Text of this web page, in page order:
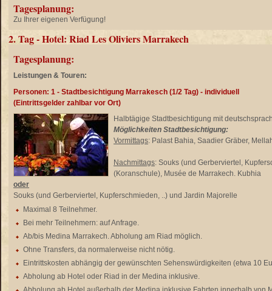
Tagesplanung:
Zu Ihrer eigenen Verfügung!
2. Tag - Hotel: Riad Les Oliviers Marrakech
Tagesplanung:
Leistungen & Touren:
Personen: 1 - Stadtbesichtigung Marrakesch (1/2 Tag) - individuell
(Eintrittsgelder zahlbar vor Ort)
Halbtägige Stadtbesichtigung mit
Möglichkeiten Stadtbesichtigung:
Vormittags: Palast Bahia, Saadier Gräber,
Nachmittags: Souks (und Gerberviertel,
(Koranschule), Musée de Marrakech. Kubhia
oder
Souks (und Gerberviertel, Kupferschmieden, ..) und Jardin Majorelle
Maximal 8 Teilnehmer.
Bei mehr Teilnehmern: auf Anfrage.
Ab/bis Medina Marrakech. Abholung am Riad möglich.
Ohne Transfers, da normalerweise nicht nötig.
Eintrittskosten abhängig der gewünschten Sehenswürdigkeiten (etwa 10
Abholung ab Hotel oder Riad in der Medina inklusive.